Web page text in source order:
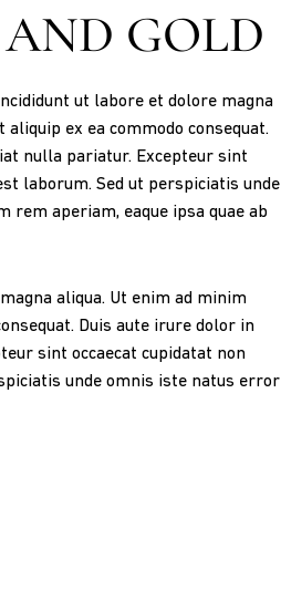
GOLD
ut labore et dolore magna
ex ea commodo consequat.
nulla pariatur. Excepteur sint
laborum. Sed ut perspiciatis unde
aperiam, eaque ipsa quae ab
aliqua. Ut enim ad minim
Duis aute irure dolor in
sint occaecat cupidatat non
unde omnis iste natus error